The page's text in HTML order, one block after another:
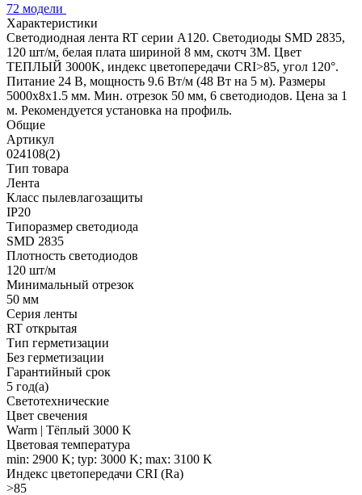
72 модели
Характеристики
Светодиодная лента RT серии A120. Светодиоды SMD 2835,
120 шт/м, белая плата шириной 8 мм, скотч 3M. Цвет
ТЕПЛЫЙ 3000K, индекс цветопередачи CRI>85, угол 120°.
Питание 24 В, мощность 9.6 Вт/м (48 Вт на 5 м). Размеры
5000x8x1.5 мм. Мин. отрезок 50 мм, 6 светодиодов. Цена за 1
м. Рекомендуется установка на профиль.
Общие
Артикул
024108(2)
Тип товара
Лента
Класс пылевлагозащиты
IP20
Типоразмер светодиода
SMD 2835
Плотность светодиодов
120 шт/м
Минимальный отрезок
50 мм
Серия ленты
RT открытая
Тип герметизации
Без герметизации
Гарантийный срок
5 год(а)
Светотехнические
Цвет свечения
Warm | Тёплый 3000 K
Цветовая температура
min: 2900 K; typ: 3000 K; max: 3100 K
Индекс цветопередачи CRI (Ra)
>85